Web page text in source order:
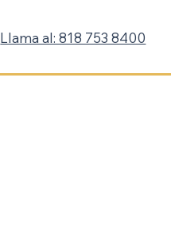
Llama al: 818 753 8400